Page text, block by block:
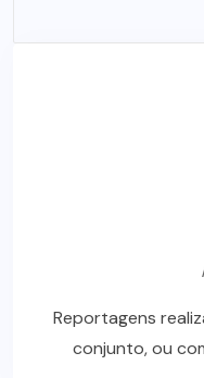
Reportagens
conjunto, ou